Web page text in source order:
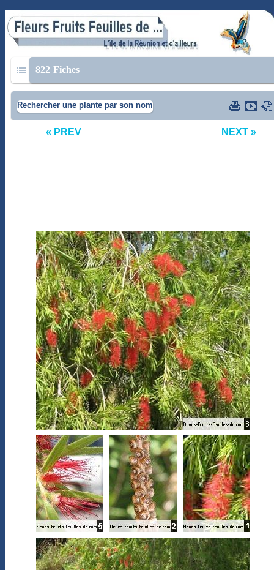
822 Fiches
Rechercher une plante par son nom
« PREV NEXT »